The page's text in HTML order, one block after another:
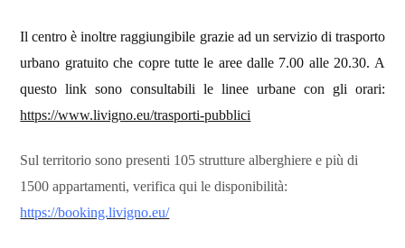
Il centro è inoltre raggiungibile grazie ad un servizio di trasporto
urbano gratuito che copre tutte le aree dalle 7.00 alle 20.30. A
questo link sono consultabili le linee urbane con gli orari:
https://www.livigno.eu/trasporti-pubblici
Sul territorio sono presenti 105 strutture alberghiere e più di
1500 appartamenti, verifica qui le disponibilità:
https://booking.livigno.eu/